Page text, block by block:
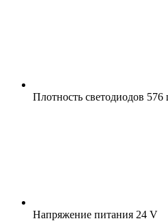
Плотность светодиодов 576
Напряжение питания 24 V